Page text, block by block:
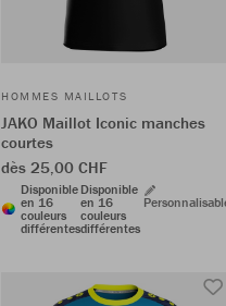
HOMMES MAILLOTS
JAKO Maillot Iconic manches
courtes
dès 25,00 CHF
Disponible
en 16
couleurs
différentes
Disponible
en 16
couleurs
différentes